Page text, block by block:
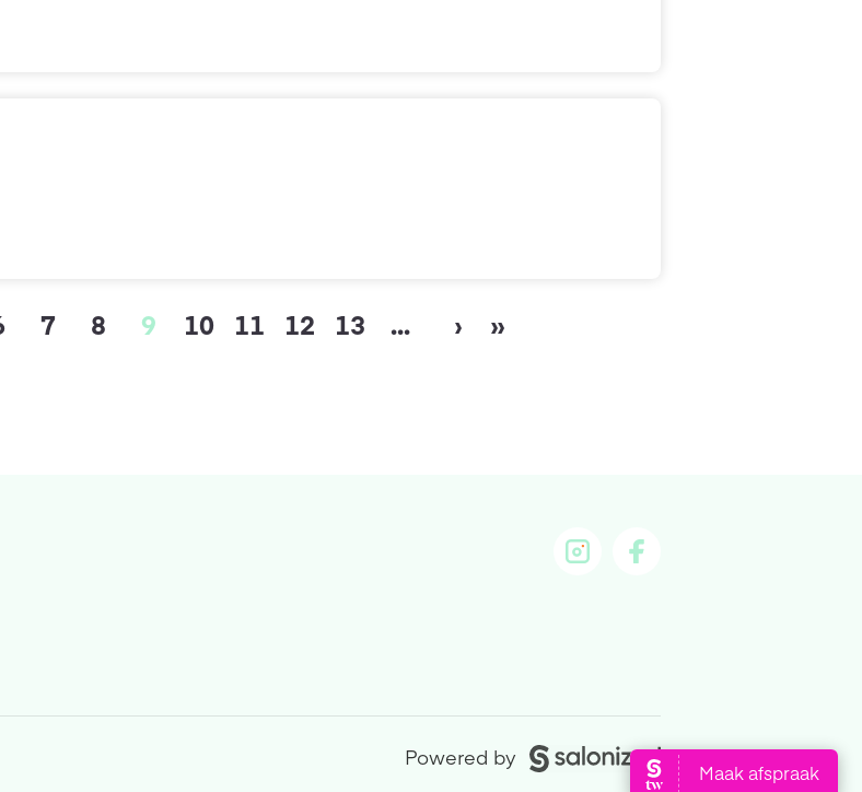
7 8 9 10 11 12 13 ... › »
Powered by